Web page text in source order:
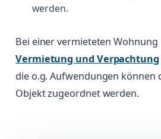
werden.
Bei einer vermieteten
Vermietung und Verpachtung
die o.g. Aufwendungen können
Objekt zugeordnet werden.